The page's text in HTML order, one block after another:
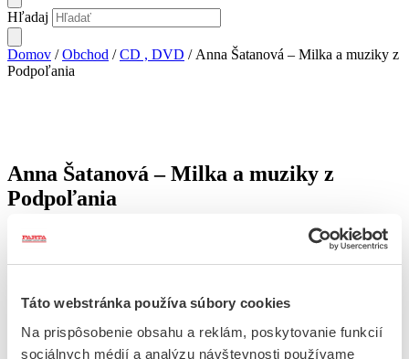
Táto webstránka používa súbory cookies
Na prispôsobenie obsahu a reklám, poskytovanie funkcií
sociálnych médií a analýzu návštevnosti používame
Hľadaj
Domov /Obchod /CD , DVD / Anna Šatanová – Milka a muziky z
Podpoľania
Anna Šatanová – Milka a muziky z
Podpoľania
15€
Na sklade
množstvo Anna Šatanová - Milka a muziky z Podpoľania
Popis